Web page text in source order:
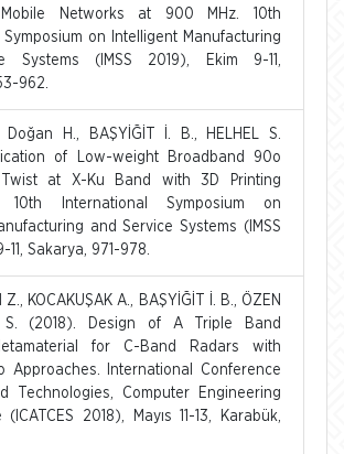
Networks at 900 MHz. 10th
Symposium on Intelligent Manufacturing
Systems (IMSS 2019), Ekim 9-11,
962.
Doğan H., BAŞYİĞİT İ. B., HELHEL S.
of Low-weight Broadband 90o
Twist at X-Ku Band with 3D Printing
10th International Symposium on
and Service Systems (IMSS
11, Sakarya, 971-978.
Z., KOCAKUŞAK A., BAŞYİĞİT İ. B., ÖZEN
S. (2018). Design of A Triple Band
for C-Band Radars with
Approaches. International Conference
Technologies, Computer Engineering
2018), Mayıs 11-13, Karabük,